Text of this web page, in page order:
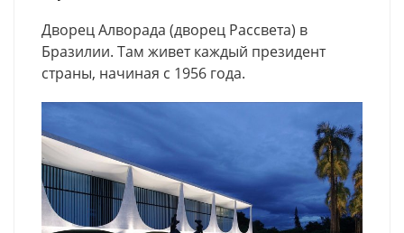
Дворец Алворада (дворец Рассвета) в
Бразилии. Там живет каждый президент
страны, начиная с 1956 года.